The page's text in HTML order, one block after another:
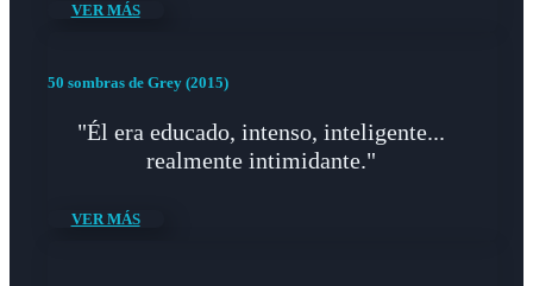
VER MÁS
50 sombras de Grey (2015)
"Él era educado, intenso, inteligente...
realmente intimidante."
VER MÁS